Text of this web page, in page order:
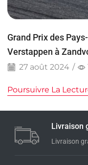
Grand Prix des
Verstappen à
27 août 2024 /
Poursuivre La
Livraison
Livraison